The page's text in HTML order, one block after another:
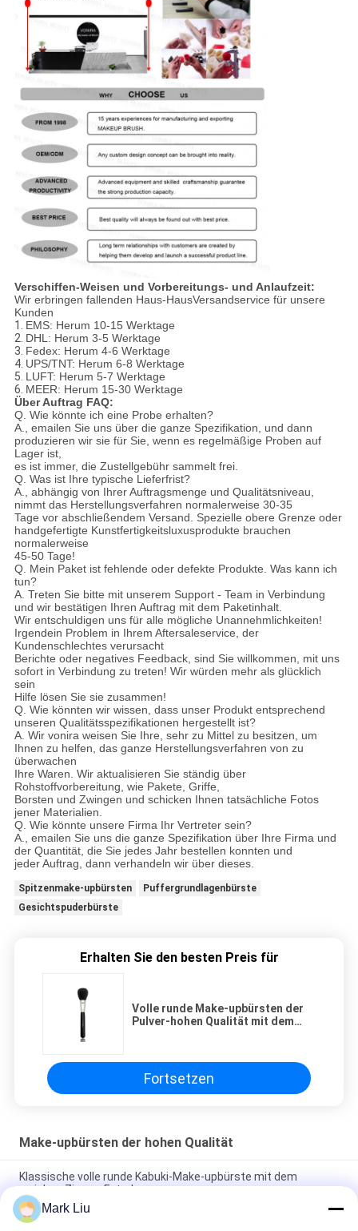
Verschiffen-Weisen und Vorbereitungs- und Anlaufzeit:
Wir erbringen fallenden Haus-HausVersandservice für unsere
Kunden
1. EMS: Herum 10-15 Werktage
2. DHL: Herum 3-5 Werktage
3. Fedex: Herum 4-6 Werktage
4. UPS/TNT: Herum 6-8 Werktage
5. LUFT: Herum 5-7 Werktage
6. MEER: Herum 15-30 Werktage
Über Auftrag FAQ:
Q. Wie könnte ich eine Probe erhalten?
A., emailen Sie uns über die ganze Spezifikation, und dann
produzieren wir sie für Sie, wenn es regelmäßige Proben auf
Lager ist,
es ist immer, die Zustellgebühr sammelt frei.
Q. Was ist Ihre typische Lieferfrist?
A., abhängig von Ihrer Auftragsmenge und Qualitätsniveau,
nimmt das Herstellungsverfahren normalerweise 30-35
Tage vor abschließendem Versand. Spezielle obere Grenze oder
handgefertigte Kunstfertigkeitsluxusprodukte brauchen
normalerweise
45-50 Tage!
Q. Mein Paket ist fehlende oder defekte Produkte. Was kann ich
tun?
A. Treten Sie bitte mit unserem Support - Team in Verbindung
und wir bestätigen Ihren Auftrag mit dem Paketinhalt.
Wir entschuldigen uns für alle mögliche Unannehmlichkeiten!
Irgendein Problem in Ihrem Aftersaleservice, der
Kundenschlechtes verursacht
Berichte oder negatives Feedback, sind Sie willkommen, mit uns
sofort in Verbindung zu treten! Wir würden mehr als glücklich
sein
Hilfe lösen Sie sie zusammen!
Q. Wie könnten wir wissen, dass unser Produkt entsprechend
unseren Qualitätsspezifikationen hergestellt ist?
A. Wir vonira weisen Sie Ihre, sehr zu Mittel zu besitzen, um
Ihnen zu helfen, das ganze Herstellungsverfahren von zu
überwachen
Ihre Waren. Wir aktualisieren Sie ständig über
Rohstoffvorbereitung, wie Pakete, Griffe,
Borsten und Zwingen und schicken Ihnen tatsächliche Fotos
jener Materialien.
Q. Wie könnte unsere Firma Ihr Vertreter sein?
A., emailen Sie uns die ganze Spezifikation über Ihre Firma und
der Quantität, die Sie jedes Jahr bestellen konnten und
jeder Auftrag, dann verhandeln wir über dieses.
Spitzenmake-upbürsten
Puffergrundlagenbürste
Gesichtspuderbürste
Erhalten Sie den besten Preis für
Volle runde Make-upbürsten der
Pulver-hohen Qualität mit dem
Fortsetzen
Make-upbürsten der hohen Qualität
Klassische volle runde Kabuki-Make-upbürste mit dem
weichen Ziegen-Extrahaar
Vonira-Schönheits-große Fan-Ziegen-Haar-Make-
Mark Liu